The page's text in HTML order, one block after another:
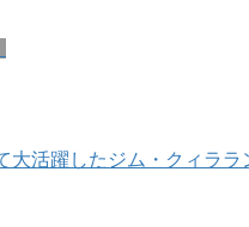
活躍したジム・クィラ